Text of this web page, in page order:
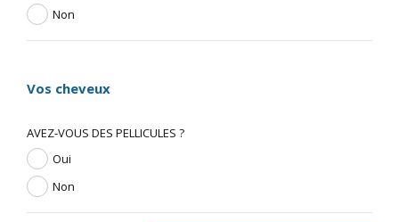
Non
Vos cheveux
AVEZ-VOUS DES PELLICULES ?
Oui
Non